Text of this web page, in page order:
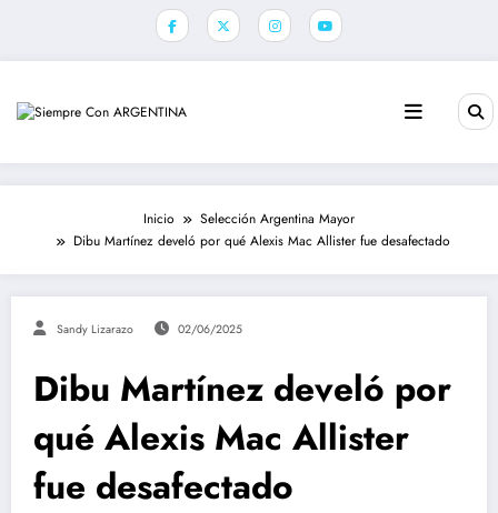
Inicio
Selección Argentina Mayor
Dibu Martínez develó por qué Alexis Mac Allister fue desafectado
Sandy Lizarazo 02/06/2025
Dibu Martínez develó por
qué Alexis Mac Allister
fue desafectado